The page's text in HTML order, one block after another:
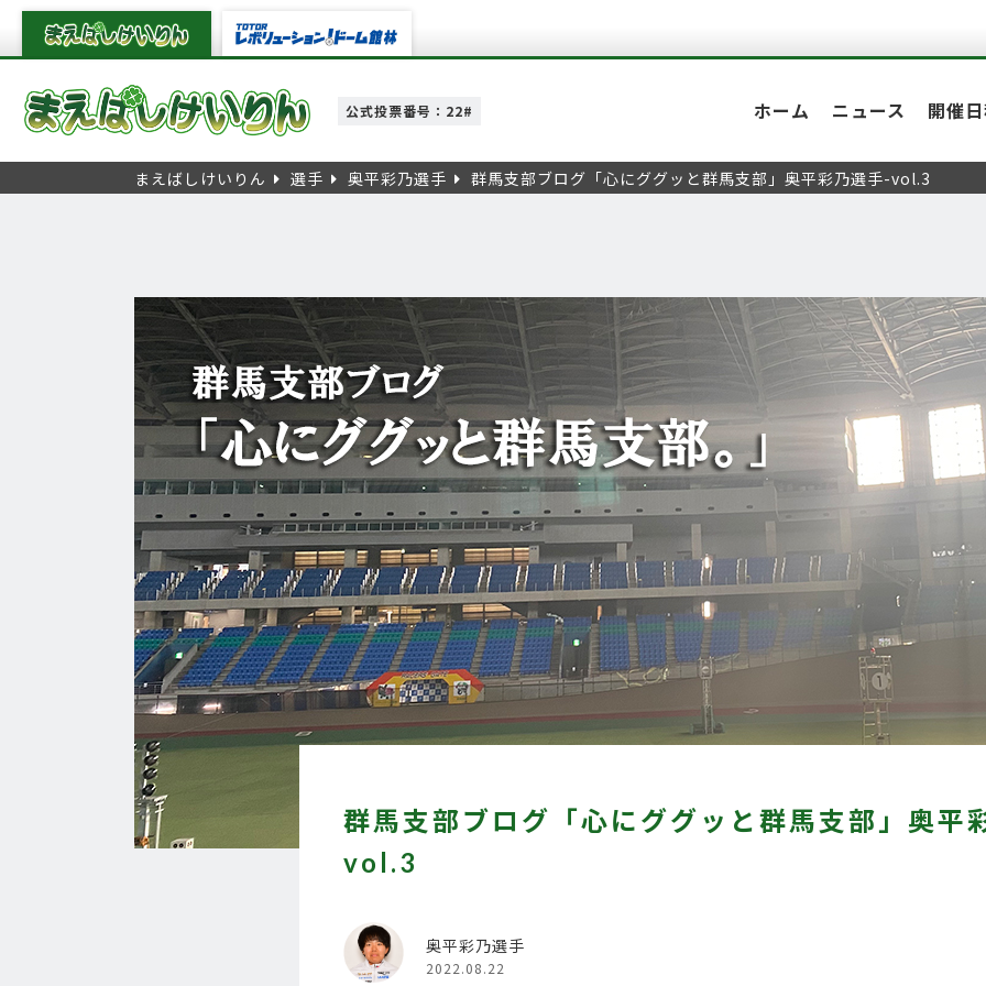
公式投票番号：22# ホーム ニュース 開催
まえばしけいりん 選手 奥平彩乃選手 群馬支部ブログ「心にググッと群馬支部」奥平彩乃選手-vol.3
群馬支部ブログ「心にググッと群馬支部」奥平
vol.3
奥平彩乃選手
2022.08.22